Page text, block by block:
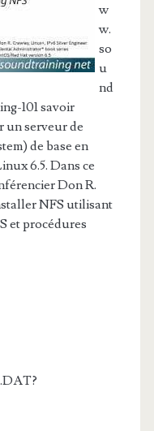
w
w.
so
u
nd
101 savoir
un serveur de
de base en
6.5. Dans ce
Don R.
NFS utilisant
et procédures